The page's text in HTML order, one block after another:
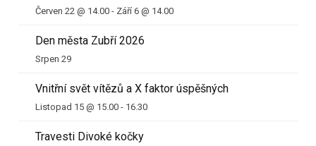
Červen 22 @ 14.00 - Září 6 @ 14.00
Den města Zubří 2026
Srpen 29
Vnitřní svět vítězů a X faktor úspěšných
Listopad 15 @ 15.00 - 16.30
Travesti Divoké kočky